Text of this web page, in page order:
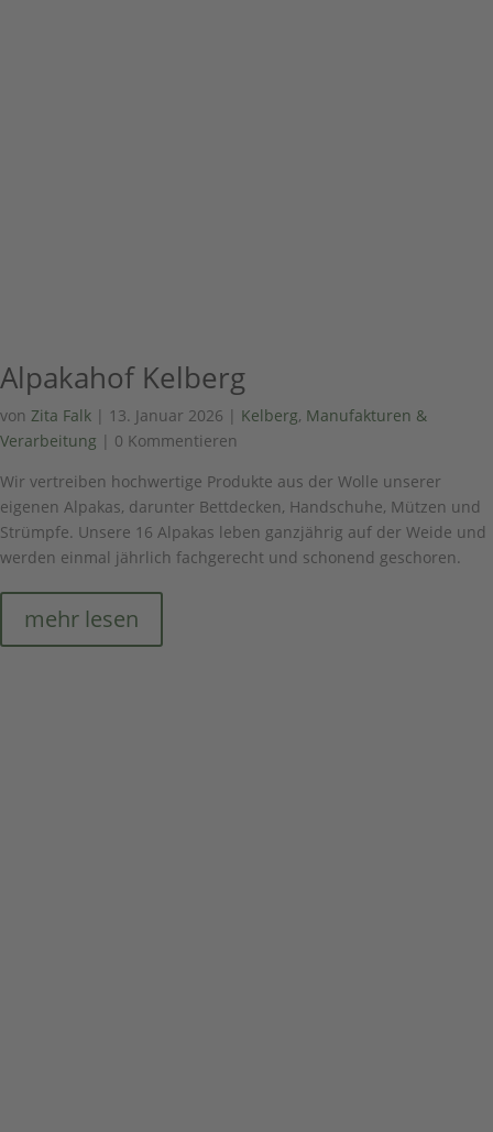
Alpakahof Kelberg
von Zita Falk | 13. Januar 2026 | Kelberg, Manufakturen &
Verarbeitung | 0 Kommentieren
Wir vertreiben hochwertige Produkte aus der Wolle unserer
eigenen Alpakas, darunter Bettdecken, Handschuhe, Mützen und
Strümpfe. Unsere 16 Alpakas leben ganzjährig auf der Weide und
werden einmal jährlich fachgerecht und schonend geschoren.
mehr lesen